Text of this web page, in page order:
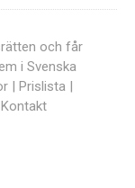
och får
i Svenska
| Prislista |
Kontakt